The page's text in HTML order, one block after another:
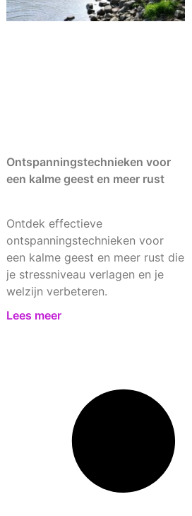
Ontspanningstechnieken voor
een kalme geest en meer rust
Ontdek effectieve
ontspanningstechnieken voor
een kalme geest en meer rust die
je stressniveau verlagen en je
welzijn verbeteren.
Lees meer